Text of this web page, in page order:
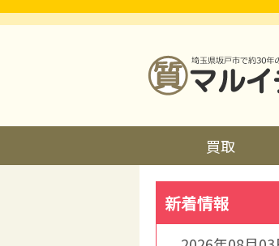
買取
新着情報